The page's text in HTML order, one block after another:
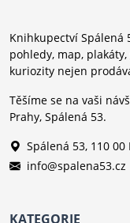
Knihkupectví Spálená
pohledy, map,
kuriozity nejen
Těšíme se na vaši
Prahy, Spálená 53.
Spálená 53, 110 00
info@spalena53.cz
KATEGORIE